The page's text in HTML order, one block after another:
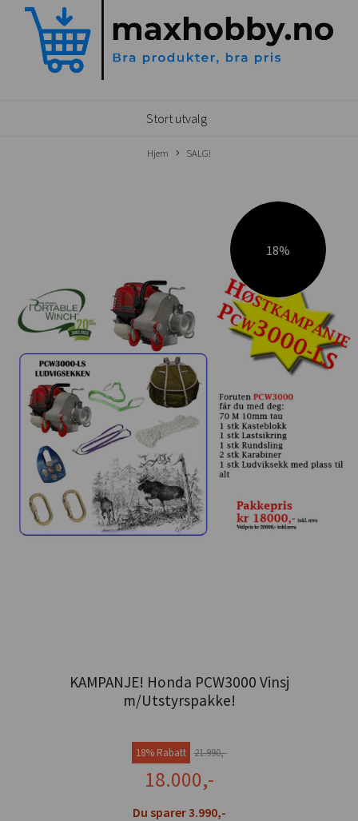
Stort utvalg
Hjem SALG!
18%
KAMPANJE! Honda PCW3000 Vinsj
m/Utstyrspakke!
18% Rabatt 21.990,-
18.000,-
Du sparer 3.990,-